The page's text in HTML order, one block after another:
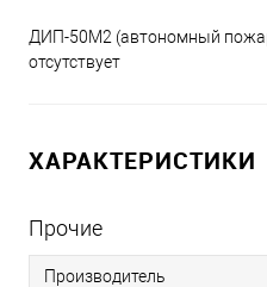
ДИП-50М2 (автономный
отсутствует
ХАРАКТЕРИСТИКИ
Прочие
Производитель